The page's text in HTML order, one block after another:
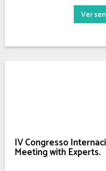
Ver
IV Congresso
Meeting with Experts.